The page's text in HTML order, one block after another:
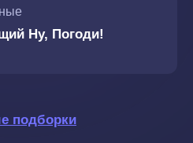
Ну, Погоди!
подборки